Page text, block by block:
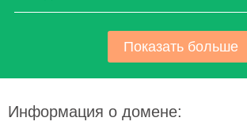
Показать больше
Информация о домене: